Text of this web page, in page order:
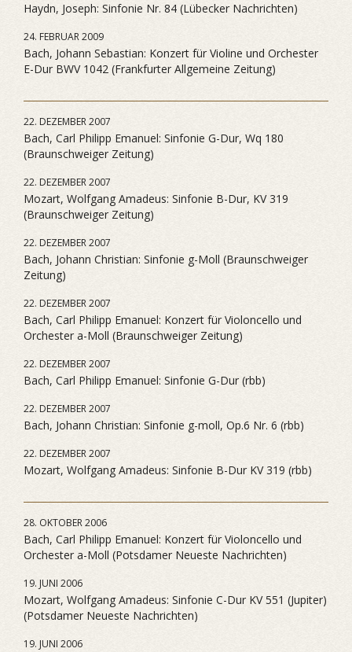
Haydn, Joseph: Sinfonie Nr. 84 (Lübecker Nachrichten)
24. FEBRUAR 2009
Bach, Johann Sebastian: Konzert für Violine und Orchester
E-Dur BWV 1042 (Frankfurter Allgemeine Zeitung)
22. DEZEMBER 2007
Bach, Carl Philipp Emanuel: Sinfonie G-Dur, Wq 180
(Braunschweiger Zeitung)
22. DEZEMBER 2007
Mozart, Wolfgang Amadeus: Sinfonie B-Dur, KV 319
(Braunschweiger Zeitung)
22. DEZEMBER 2007
Bach, Johann Christian: Sinfonie g-Moll (Braunschweiger
Zeitung)
22. DEZEMBER 2007
Bach, Carl Philipp Emanuel: Konzert für Violoncello und
Orchester a-Moll (Braunschweiger Zeitung)
22. DEZEMBER 2007
Bach, Carl Philipp Emanuel: Sinfonie G-Dur (rbb)
22. DEZEMBER 2007
Bach, Johann Christian: Sinfonie g-moll, Op.6 Nr. 6 (rbb)
22. DEZEMBER 2007
Mozart, Wolfgang Amadeus: Sinfonie B-Dur KV 319 (rbb)
28. OKTOBER 2006
Bach, Carl Philipp Emanuel: Konzert für Violoncello und
Orchester a-Moll (Potsdamer Neueste Nachrichten)
19. JUNI 2006
Mozart, Wolfgang Amadeus: Sinfonie C-Dur KV 551 (Jupiter)
(Potsdamer Neueste Nachrichten)
19. JUNI 2006